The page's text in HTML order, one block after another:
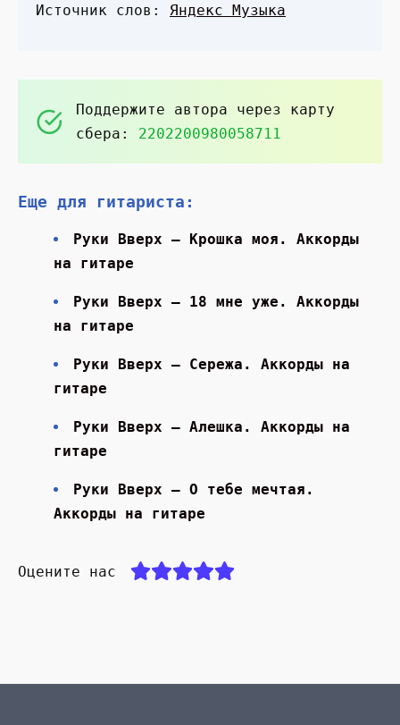
Источник слов: Яндекс Музыка
Поддержите автора через карту
сбера: 2202200980058711
Еще для гитариста:
Руки Вверх — Крошка моя. Аккорды
на гитаре
Руки Вверх — 18 мне уже. Аккорды
на гитаре
Руки Вверх — Сережа. Аккорды на
гитаре
Руки Вверх — Алешка. Аккорды на
гитаре
Руки Вверх — О тебе мечтая.
Аккорды на гитаре
Оцените нас